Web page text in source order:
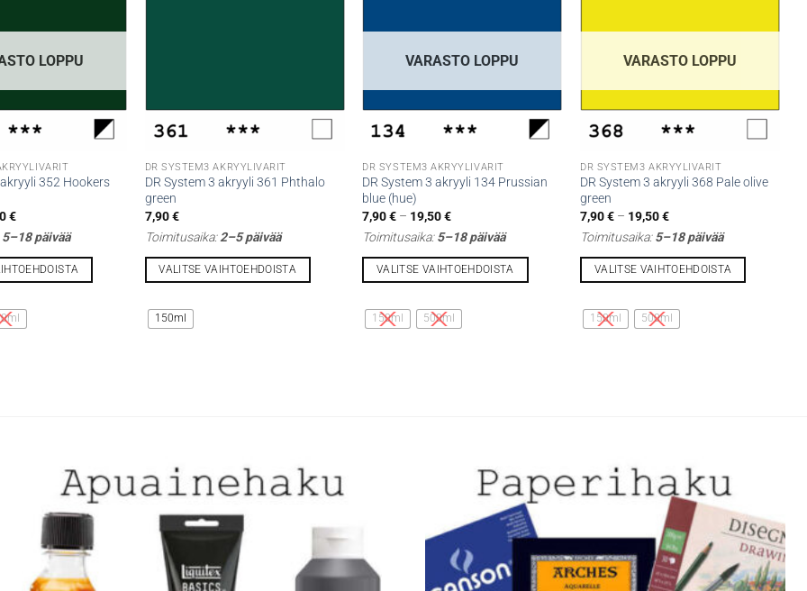
LOPPU
352 Hookers
€Hintaluokka:
-
19,50 €
5–18 päivää
DR SYSTEM3 AKRYYLIVÄRIT
DR System 3 akryyli 361 Phthalo
green
7,90€
Toimitusaika:2–5 päivää
VALITSE VAIHTOEHDOISTA
tuotteella
on
sivulla.
150ml
VARASTO LOPPU
DR SYSTEM3 AKRYYLIVÄRIT
DR System 3 akryyli 134 Prussian
blue (hue)
7,90€ – 19,50€Hintaluokka:
-
19,50 €
Toimitusaika:5–18 päivää
VALITSE VAIHTOEHDOISTA
tuotteella
on
150ml 500ml
VARASTO LOPPU
DR SYSTEM3 AKRYYLIVÄRIT
DR System 3 akryyli 368 Pale olive
green
7,90€ – 19,50€Hintaluokka:
-
19,50 €
Toimitusaika:5–18 päivää
VALITSE VAIHTOEHDOISTA
tuotteella
on
sivulla.
150ml 500ml